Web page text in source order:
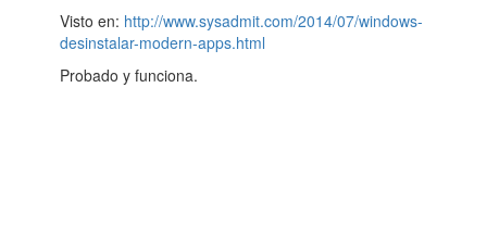
Visto en: http://www.sysadmit.com/2014/07/windows-
desinstalar-modern-apps.html
Probado y funciona.